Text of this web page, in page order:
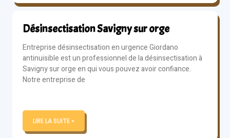
Désinsectisation Savigny sur orge
Entreprise désinsectisation en urgence Giordano
antinuisible est un professionnel de la désinsectisation à
Savigny sur orge en qui vous pouvez avoir confiance.
Notre entreprise de
LIRE LA SUITE »